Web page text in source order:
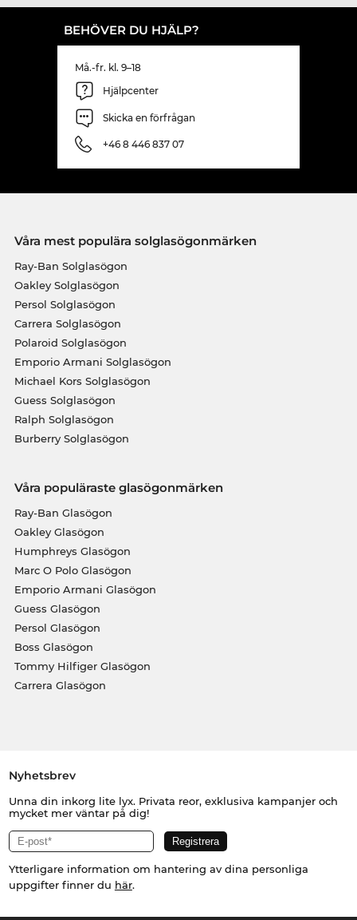
BEHÖVER DU HJÄLP?
Må.-fr. kl. 9–18
Hjälpcenter
Skicka en förfrågan
+46 8 446 837 07
Våra mest populära solglasögonmärken
Ray-Ban Solglasögon
Oakley Solglasögon
Persol Solglasögon
Carrera Solglasögon
Polaroid Solglasögon
Emporio Armani Solglasögon
Michael Kors Solglasögon
Guess Solglasögon
Ralph Solglasögon
Burberry Solglasögon
Våra populäraste glasögonmärken
Ray-Ban Glasögon
Oakley Glasögon
Humphreys Glasögon
Marc O Polo Glasögon
Emporio Armani Glasögon
Guess Glasögon
Persol Glasögon
Boss Glasögon
Tommy Hilfiger Glasögon
Carrera Glasögon
Nyhetsbrev
Unna din inkorg lite lyx. Privata reor, exklusiva kampanjer och
mycket mer väntar på dig!
Ytterligare information om hantering av dina personliga
uppgifter finner du här.